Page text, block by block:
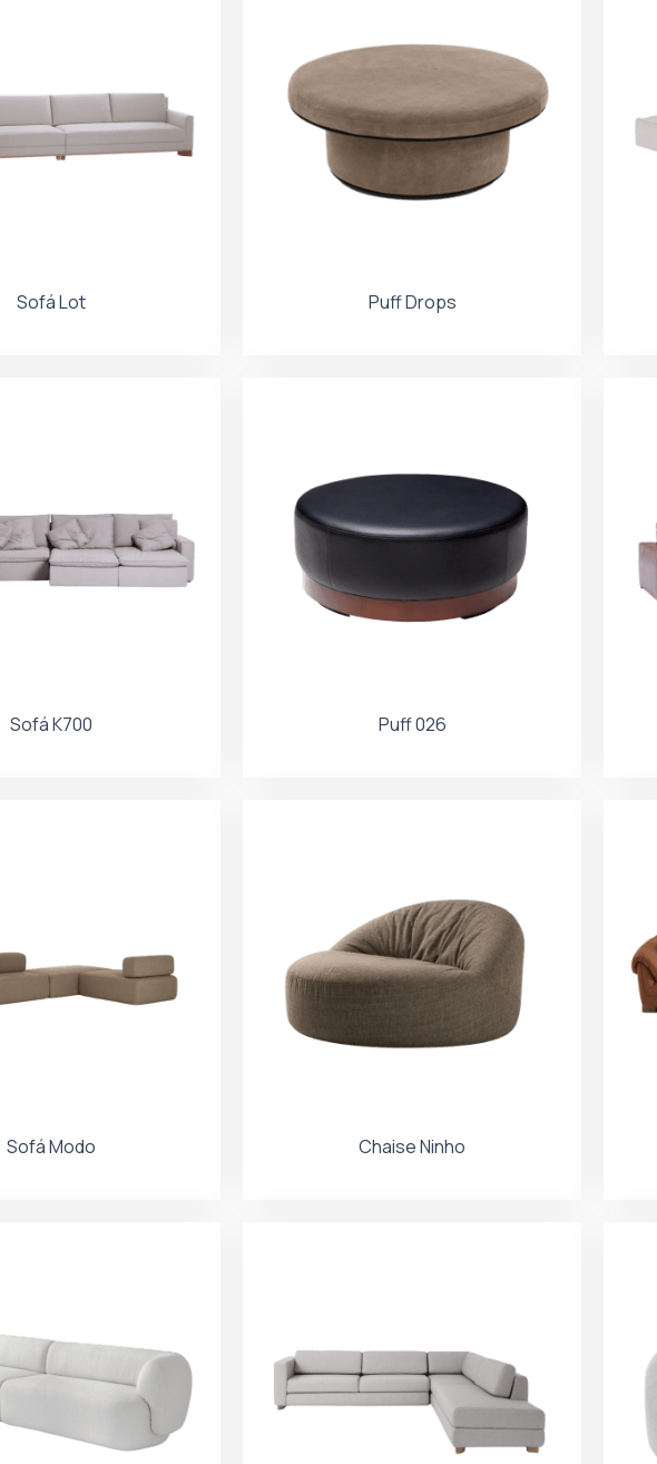
Sofá Lot Puff Drops
Sofá K700 Puff 026
Sofá Modo Chaise Ninho